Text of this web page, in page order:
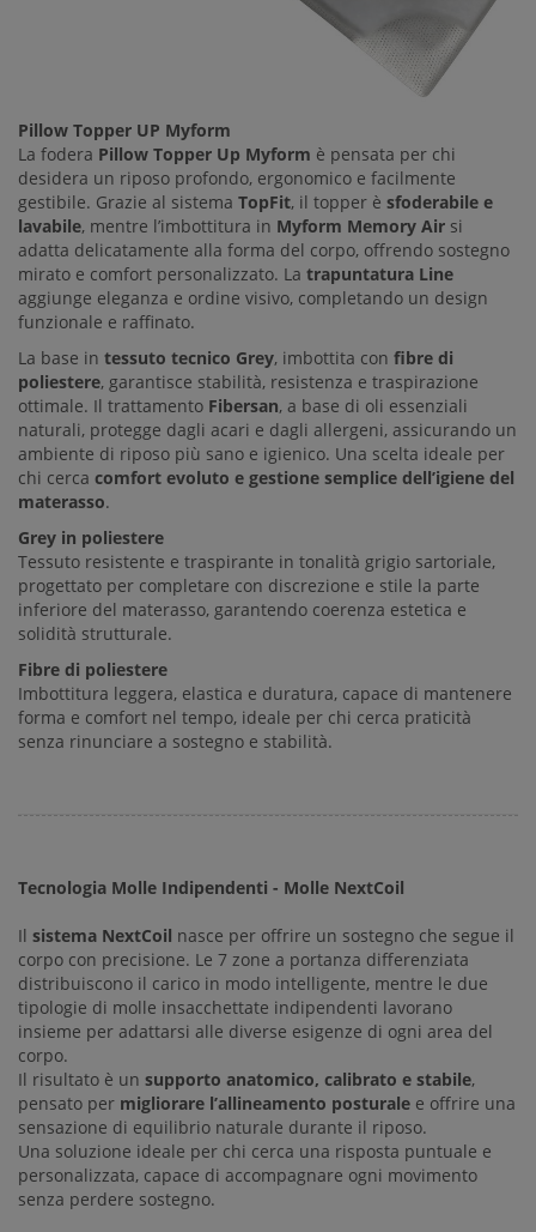
Pillow Topper UP Myform
La fodera Pillow Topper Up Myform è pensata per chi
desidera un riposo profondo, ergonomico e facilmente
gestibile. Grazie al sistema TopFit, il topper è sfoderabile e
lavabile, mentre l’imbottitura in Myform Memory Air si
adatta delicatamente alla forma del corpo, offrendo sostegno
mirato e comfort personalizzato. La trapuntatura Line
aggiunge eleganza e ordine visivo, completando un design
funzionale e raffinato.
La base in tessuto tecnico Grey, imbottita con fibre di
poliestere, garantisce stabilità, resistenza e traspirazione
ottimale. Il trattamento Fibersan, a base di oli essenziali
naturali, protegge dagli acari e dagli allergeni, assicurando un
ambiente di riposo più sano e igienico. Una scelta ideale per
chi cerca comfort evoluto e gestione semplice dell’igiene del
materasso.
Grey in poliestere
Tessuto resistente e traspirante in tonalità grigio sartoriale,
progettato per completare con discrezione e stile la parte
inferiore del materasso, garantendo coerenza estetica e
solidità strutturale.
Fibre di poliestere
Imbottitura leggera, elastica e duratura, capace di mantenere
forma e comfort nel tempo, ideale per chi cerca praticità
senza rinunciare a sostegno e stabilità.
Tecnologia Molle Indipendenti - Molle NextCoil
Il sistema NextCoil nasce per offrire un sostegno che segue il
corpo con precisione. Le 7 zone a portanza differenziata
distribuiscono il carico in modo intelligente, mentre le due
tipologie di molle insacchettate indipendenti lavorano
insieme per adattarsi alle diverse esigenze di ogni area del
corpo.
Il risultato è un supporto anatomico, calibrato e stabile,
pensato per migliorare l’allineamento posturale e offrire una
sensazione di equilibrio naturale durante il riposo.
Una soluzione ideale per chi cerca una risposta puntuale e
personalizzata, capace di accompagnare ogni movimento
senza perdere sostegno.